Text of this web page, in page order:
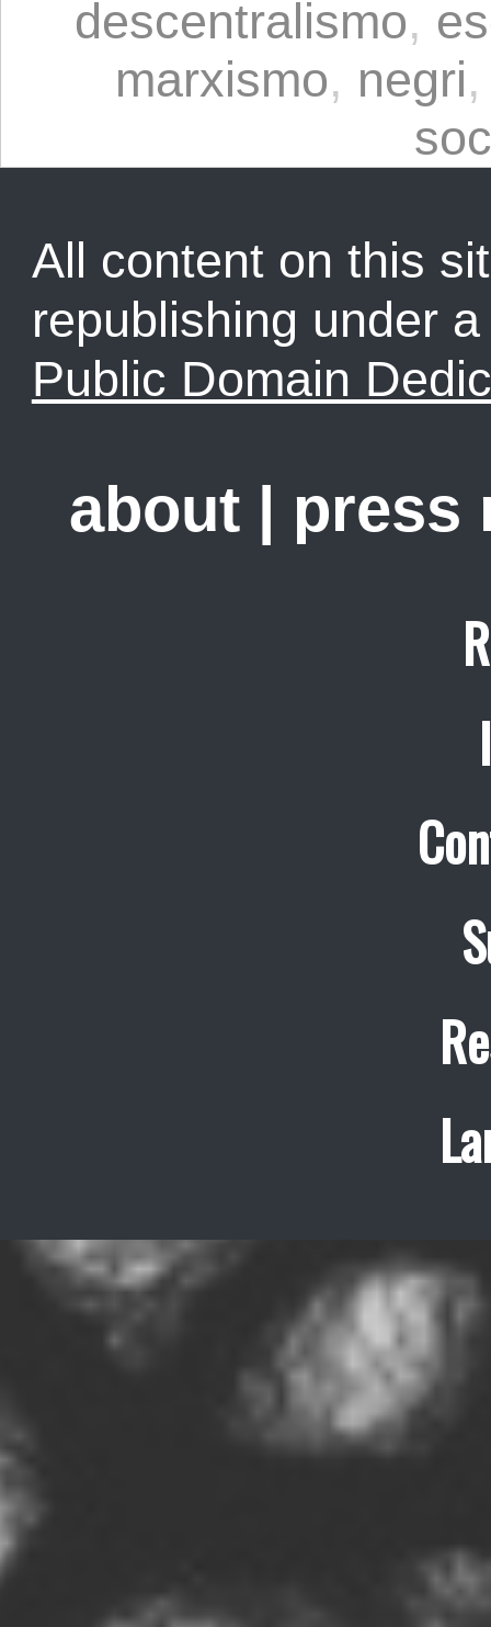
descentralismo,
marxismo, negri
All content on this
republishing under
Public Domain
about press